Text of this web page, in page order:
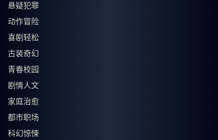
悬疑犯罪
动作冒险
喜剧轻松
古装奇幻
青春校园
剧情人文
家庭治愈
都市职场
科幻惊悚